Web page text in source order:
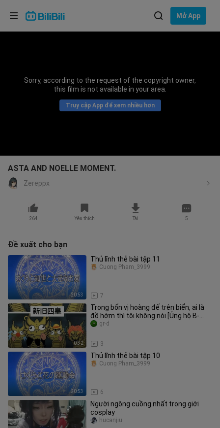
Mở App
Sorry, according to the request of the copyright owner,
this film is not available in your area.
Truy cập App để xem nhiều hơn
ASTA AND NOELLE MOMENT.
Zereppx
264 Yêu thích Tải 5
Đề xuất cho bạn
20:53
Thủ lĩnh thẻ bài tập 11
7
Cuong Pham_3999
0:32
Trong bốn vị hoàng đế trên biển, ai là
đồ hớm thì tôi không nói [Ủng hộ B-
moe]
3
gr-d
20:53
Thủ lĩnh thẻ bài tập 10
6
Cuong Pham_3999
Người ngông cuồng nhất trong giới
cosplay
hucanjiu
Lựa chọn ngôn ngữ
Bahasa Indonesia